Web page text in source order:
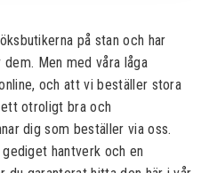
på stan och har
Men med våra låga
och att vi beställer stora
otroligt bra och
dig som beställer via oss.
hantverk och en